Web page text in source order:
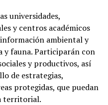
universidades,
y centros académicos
ambiental y
y fauna. Participarán con
y productivos, así
de estrategias,
protegidas, que puedan
territorial.